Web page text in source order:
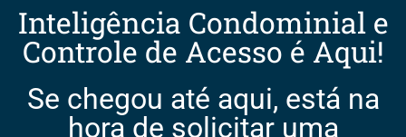
Inteligência Condominial e
Controle de Acesso é Aqui!
Se chegou até aqui, está na
hora de solicitar uma